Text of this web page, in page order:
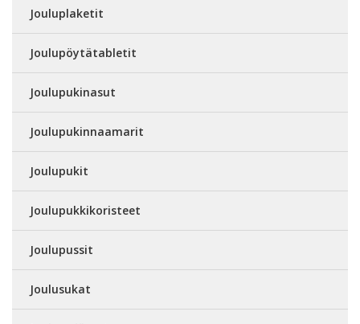
Jouluplaketit
Joulupöytätabletit
Joulupukinasut
Joulupukinnaamarit
Joulupukit
Joulupukkikoristeet
Joulupussit
Joulusukat